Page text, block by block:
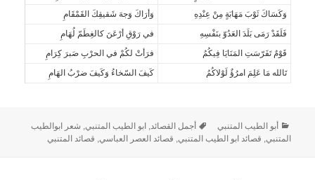
وَكَسَاكَ ثَوْبَ مَهَابَةٍ مِنْ عِنْدِهِ
وَأرَاكَ وَجهَ شَقيقِكَ القَمْقَامِ
فَلَقَدْ رَمَى بَلَدَ العَدُوّ بنَفْسِهِ
في رَوْقِ أرْعَنَ كالغِطَمّ لُهَامِ
قَوْمٌ تَفَرّسَتِ المَنَايَا فِيكُمُ
فرَأتْ لكُمْ في الحرْبِ صَبرَ كِرَامِ
تَالله مَا عَلِمَ امرُؤٌ لَوْلاكُمُ
كَيفَ السّخاءُ وَكَيفَ ضرْبُ الهَامِ
أبو الطيب المتنبي أجمل القصائد ,ابو الطيب المتنبي شعر ابوالطيب
المتنبي قصائد ابو الطيب المتنبي قصائد العصر العباسي قصائد المتنبي